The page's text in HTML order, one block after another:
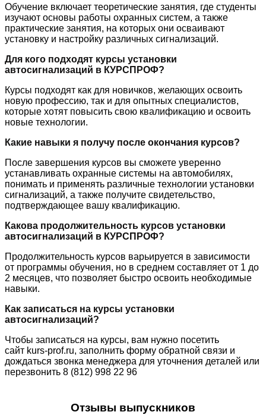
Обучение включает теоретические занятия, где студенты
изучают основы работы охранных систем, а также
практические занятия, на которых они осваивают
установку и настройку различных сигнализаций.
Для кого подходят курсы установки
автосигнализаций в КУРСПРОФ?
Курсы подходят как для новичков, желающих освоить
новую профессию, так и для опытных специалистов,
которые хотят повысить свою квалификацию и освоить
новые технологии.
Какие навыки я получу после окончания курсов?
После завершения курсов вы сможете уверенно
устанавливать охранные системы на автомобилях,
понимать и применять различные технологии установки
сигнализаций, а также получите свидетельство,
подтверждающее вашу квалификацию.
Какова продолжительность курсов установки
автосигнализаций в КУРСПРОФ?
Продолжительность курсов варьируется в зависимости
от программы обучения, но в среднем составляет от 1 до
2 месяцев, что позволяет быстро освоить необходимые
навыки.
Как записаться на курсы установки
автосигнализаций?
Чтобы записаться на курсы, вам нужно посетить
сайт kurs-prof.ru, заполнить форму обратной связи и
дождаться звонка менеджера для уточнения деталей или
перезвонить 8 (812) 998 22 96
Отзывы выпускников